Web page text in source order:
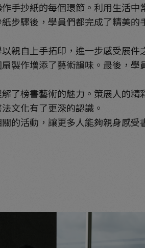
抄紙的每個環節。利用生活中
步驟後，學員們都完成了精美的
自上手拓印，進一步感受展件
製作增添了藝術韻味。最後，學
榜書藝術的魅力。策展人的精
文化有了更深的認識。
活動，讓更多人能夠親身感受